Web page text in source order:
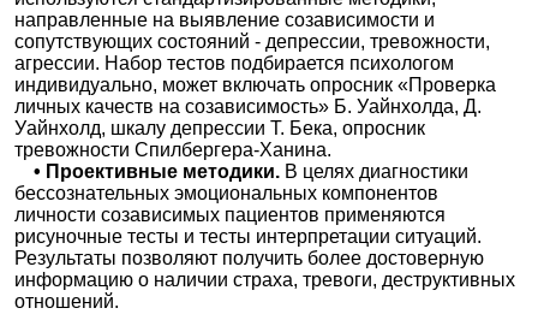
направленные на выявление созависимости и
сопутствующих состояний - депрессии, тревожности,
агрессии. Набор тестов подбирается психологом
индивидуально, может включать опросник «Проверка
личных качеств на созависимость» Б. Уайнхолда, Д.
Уайнхолд, шкалу депрессии Т. Бека, опросник
тревожности Спилбергера-Ханина.
• Проективные методики. В целях диагностики
бессознательных эмоциональных компонентов
личности созависимых пациентов применяются
рисуночные тесты и тесты интерпретации ситуаций.
Результаты позволяют получить более достоверную
информацию о наличии страха, тревоги, деструктивных
отношений.